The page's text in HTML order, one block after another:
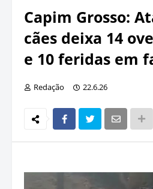
Capim Grosso:
cães deixa 14
e 10 feridas em
Redação 22.6.26